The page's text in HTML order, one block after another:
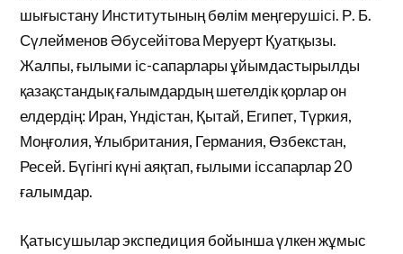
шығыстану Институтының бөлім меңгерушісі. Р. Б.
Сүлейменов Әбусейітова Меруерт Қуатқызы.
Жалпы, ғылыми іс-сапарлары ұйымдастырылды
қазақстандық ғалымдардың шетелдік қорлар он
елдердің: Иран, Үндістан, Қытай, Египет, Түркия,
Моңғолия, Ұлыбритания, Германия, Өзбекстан,
Ресей. Бүгінгі күні аяқтап, ғылыми іссапарлар 20
ғалымдар.
Қатысушылар экспедиция бойынша үлкен жұмыс